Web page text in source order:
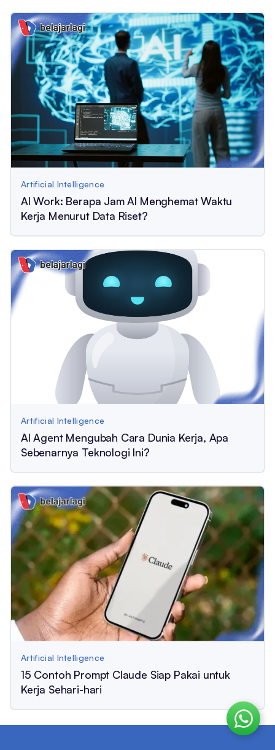
Artificial Intelligence
AI Work: Berapa Jam AI Menghemat Waktu
Kerja Menurut Data Riset?
Artificial Intelligence
AI Agent Mengubah Cara Dunia Kerja, Apa
Sebenarnya Teknologi Ini?
Artificial Intelligence
15 Contoh Prompt Claude Siap Pakai untuk
Kerja Sehari-hari